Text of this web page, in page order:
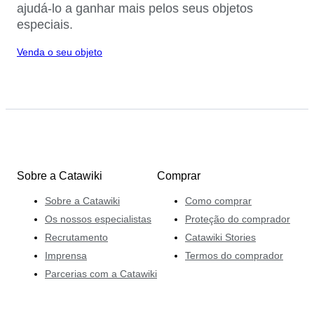
ajudá-lo a ganhar mais pelos seus objetos
especiais.
Venda o seu objeto
Sobre a Catawiki
Sobre a Catawiki
Os nossos especialistas
Recrutamento
Imprensa
Parcerias com a Catawiki
Comprar
Como comprar
Proteção do comprador
Catawiki Stories
Termos do comprador